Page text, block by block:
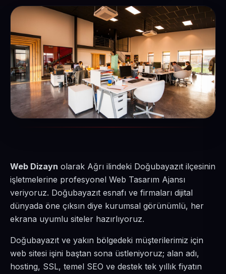
Web Dizayn olarak Ağrı ilindeki Doğubayazıt ilçesinin
işletmelerine profesyonel Web Tasarım Ajansı
veriyoruz. Doğubayazıt esnafı ve firmaları dijital
dünyada öne çıksın diye kurumsal görünümlü, her
ekrana uyumlu siteler hazırlıyoruz.
Doğubayazıt ve yakın bölgedeki müşterilerimiz için
web sitesi işini baştan sona üstleniyoruz; alan adı,
hosting, SSL, temel SEO ve destek tek yıllık fiyatın